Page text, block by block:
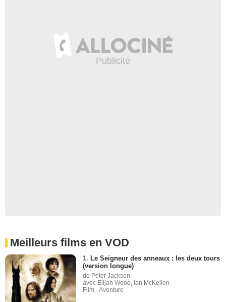
Meilleurs films en VOD
1. Le Seigneur des anneaux : les deux tours
(version longue)
de Peter Jackson
avec Elijah Wood, Ian McKellen
Film - Aventure